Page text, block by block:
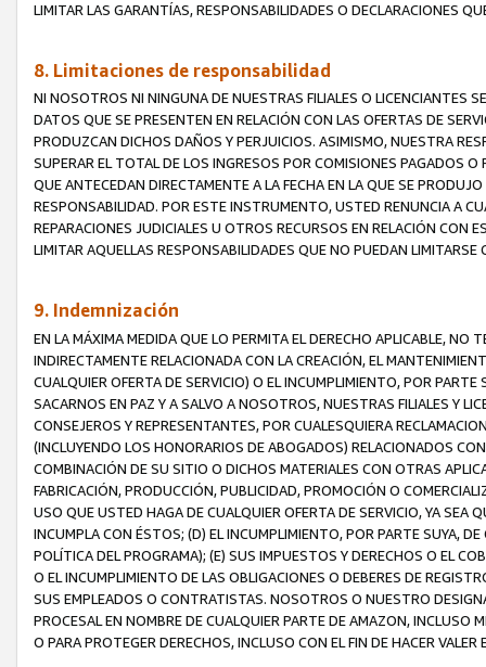
LIMITAR LAS GARANTÍAS, RESPONSABILIDADES O DECLARACIONES
8. Limitaciones de responsabilidad
NI NOSOTROS NI NINGUNA DE NUESTRAS FILIALES O LICENCIANTES
DATOS QUE SE PRESENTEN EN RELACIÓN CON LAS OFERTAS DE
PRODUZCAN DICHOS DAÑOS Y PERJUICIOS. ASIMISMO, NUESTRA
SUPERAR EL TOTAL DE LOS INGRESOS POR COMISIONES PAGADOS
QUE ANTECEDAN DIRECTAMENTE A LA FECHA EN LA QUE SE
RESPONSABILIDAD. POR ESTE INSTRUMENTO, USTED RENUNCIA A
REPARACIONES JUDICIALES U OTROS RECURSOS EN RELACIÓN CON
LIMITAR AQUELLAS RESPONSABILIDADES QUE NO PUEDAN LIMITARSE
9. Indemnización
EN LA MÁXIMA MEDIDA QUE LO PERMITA EL DERECHO APLICABLE,
INDIRECTAMENTE RELACIONADA CON LA CREACIÓN, EL
CUALQUIER OFERTA DE SERVICIO) O EL INCUMPLIMIENTO, POR
SACARNOS EN PAZ Y A SALVO A NOSOTROS, NUESTRAS FILIALES Y
CONSEJEROS Y REPRESENTANTES, POR CUALESQUIERA
(INCLUYENDO LOS HONORARIOS DE ABOGADOS) RELACIONADOS
COMBINACIÓN DE SU SITIO O DICHOS MATERIALES CON OTRAS
FABRICACIÓN, PRODUCCIÓN, PUBLICIDAD, PROMOCIÓN O
USO QUE USTED HAGA DE CUALQUIER OFERTA DE SERVICIO, YA SEA
INCUMPLA CON ÉSTOS; (D) EL INCUMPLIMIENTO, POR PARTE SUYA,
POLÍTICA DEL PROGRAMA); (E) SUS IMPUESTOS Y DERECHOS O EL
O EL INCUMPLIMIENTO DE LAS OBLIGACIONES O DEBERES DE
SUS EMPLEADOS O CONTRATISTAS. NOSOTROS O NUESTRO
PROCESAL EN NOMBRE DE CUALQUIER PARTE DE AMAZON, INCLUSO
O PARA PROTEGER DERECHOS, INCLUSO CON EL FIN DE HACER VALER